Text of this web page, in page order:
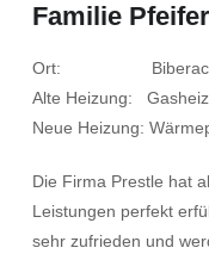
Familie Pfeifer
Ort:
Alte Heizung:
Neue Heizung:
Die Firma Prestle hat
Leistungen perfekt
sehr zufrieden und